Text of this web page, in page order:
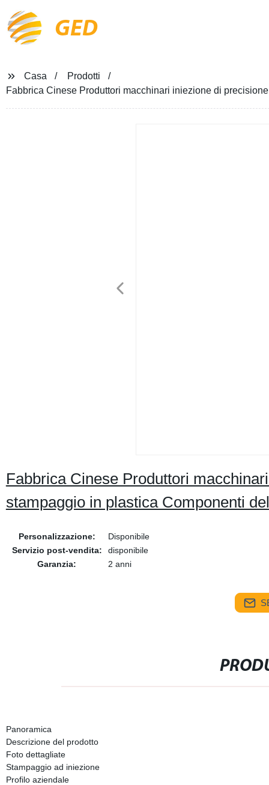
GED
Casa
Prodotti
Fabbrica Cinese Produttori macchinari iniezione di
Fabbrica Cinese Produttori
stampaggio in plastica Componenti
Personalizzazione:
Disponibile
Servizio post-vendita:
disponibile
Garanzia:
2 anni
Panoramica
Descrizione del prodotto
Foto dettagliate
Stampaggio ad iniezione
Profilo aziendale